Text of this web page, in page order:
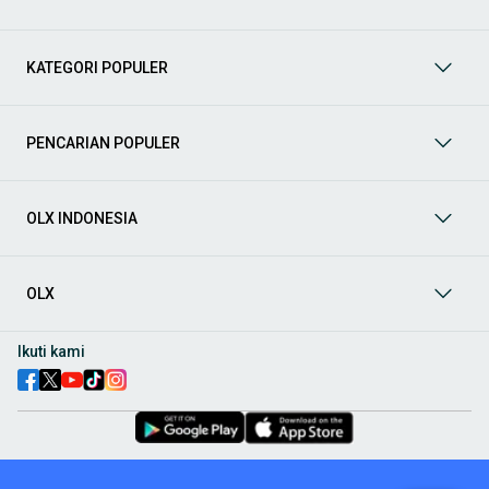
Aksesoris Mobil: Lengkapi tampilan dan fungsionalitas mobil
aksesoris interior seperti sarung jok dan karpet, hingga
berbagai pilihan
, speaker, amplifier, subwoofer,
menjadikan setiap perjalanan lebih menyenangkan.
berbagai komponen penting mulai dari filter oli, kampas rem,
busi, hingga komponen mesin lainnya.
Anda dengan pilihanvelg dan ban mobil
OLX! Tersedia berbagai ukuran dan desain velg, serta
beragam jenis ban untuk berbagai kondisi jalan.
KATEGORI POPULER
PENCARIAN POPULER
OLX INDONESIA
OLX
Ikuti kami